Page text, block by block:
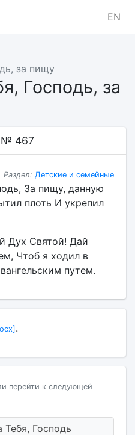
EN
за пищу
Господь, за
№ 467
Раздел: Детские и семейные
За пищу, данную
плоть И укрепил
Дух Святой! Дай
Чтоб я ходил в
путем.
.
перейти к следующей
Господь